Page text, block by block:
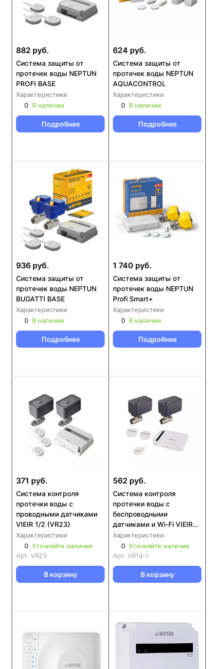
882 руб.
Система защиты от
протечек воды NEPTUN
PROFI BASE
Характеристики
0 В наличии
Подробнее
624 руб.
Система защиты от
протечек воды NEPTUN
AQUACONTROL
Характеристики
0 В наличии
Подробнее
936 руб.
Система защиты от
протечек воды NEPTUN
BUGATTI BASE
Характеристики
0 В наличии
Подробнее
1 740 руб.
Система защиты от
протечек воды NEPTUN
Profi Smart+
Характеристики
0 В наличии
Подробнее
371 руб.
Система контроля
протечки воды с
проводными датчиками
VIEIR 1/2 (VR23)
Характеристики
0 Уточняйте наличие
Арт. VR23
В корзину
562 руб.
Система контроля
протечки воды с
беспроводными
датчиками и Wi-Fi VIEIR
1/2 (VR14-1)
Характеристики
0 Уточняйте наличие
Арт. VR14-1
В корзину